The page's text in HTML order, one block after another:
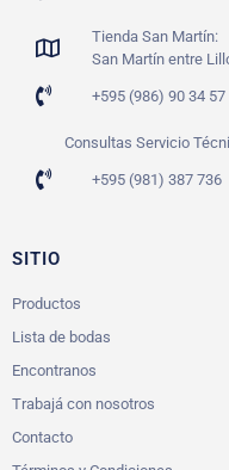
Tienda San Martín:
San Martín entre
+595 (986) 90 34 57
Consultas Servicio
+595 (981) 387 736
SITIO
Productos
Lista de bodas
Encontranos
Trabajá con nosotros
Contacto